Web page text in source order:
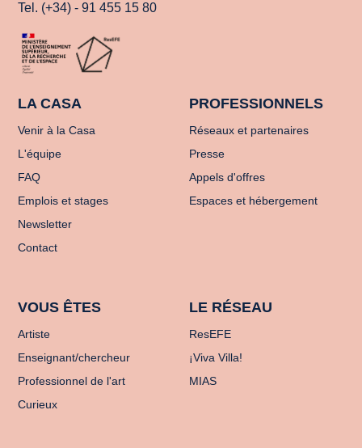
Tel. (+34) - 91 455 15 80
LA CASA
Venir à la Casa
L'équipe
FAQ
Emplois et stages
Newsletter
Contact
PROFESSIONNELS
Réseaux et partenaires
Presse
Appels d'offres
Espaces et hébergement
VOUS ÊTES
Artiste
Enseignant/chercheur
Professionnel de l'art
Curieux
LE RÉSEAU
ResEFE
¡Viva Villa!
MIAS